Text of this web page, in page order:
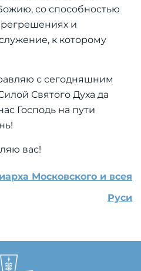
со способностью
и
к которому
с сегодняшним
Святого Духа да
Господь на пути
вас!
Московского и всея
Руси